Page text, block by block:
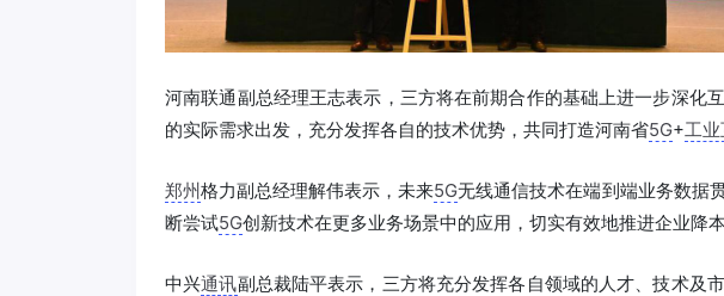
河南联通副总经理王志表示，三方将在前期合作的基础上进一步深化
的实际需求出发，充分发挥各自的技术优势，共同打造河南省5G+工
郑州格力副总经理解伟表示，未来5G无线通信技术在端到端业务数据
断尝试5G创新技术在更多业务场景中的应用，切实有效地推进企业降
中兴通讯副总裁陆平表示，三方将充分发挥各自领域的人才、技术及